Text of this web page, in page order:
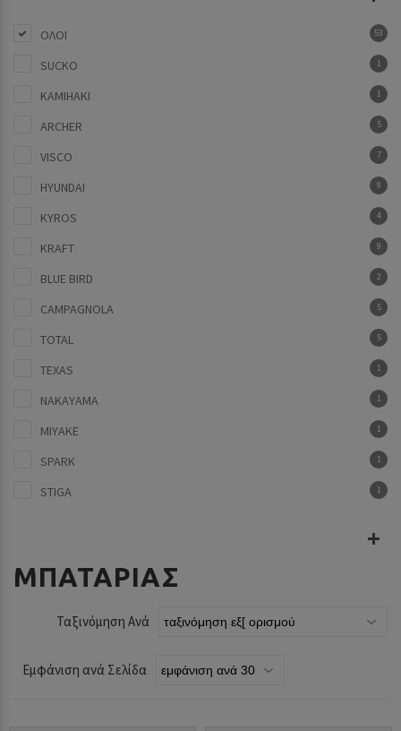
ΟΛΟΙ 53
SUCKO 1
KAMIHAKI 1
ARCHER 5
VISCO 7
HYUNDAI 9
KYROS 4
KRAFT 9
BLUE BIRD 2
CAMPAGNOLA 5
TOTAL 5
TEXAS 1
NAKAYAMA 1
MIYAKE 1
SPARK 1
STIGA 1
ΜΠΑΤΑΡΙΑΣ
Ταξινόμηση Ανά
Εμφάνιση ανά Σελίδα